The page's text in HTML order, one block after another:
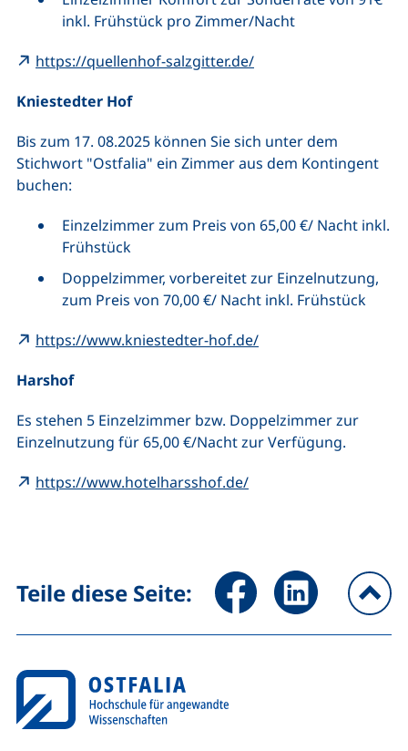
inkl. Frühstück pro Zimmer/Nacht
https://quellenhof-salzgitter.de/(externer Link, öffnet
Kniestedter Hof
Bis zum 17. 08.2025 können Sie sich unter dem
Stichwort "Ostfalia" ein Zimmer aus dem Kontingent
buchen:
Einzelzimmer zum Preis von 65,00 €/ Nacht inkl.
Frühstück
Doppelzimmer, vorbereitet zur Einzelnutzung,
zum Preis von 70,00 €/ Nacht inkl. Frühstück
https://www.kniestedter-hof.de/(externer Link, öffnet
Harshof
Es stehen 5 Einzelzimmer bzw. Doppelzimmer zur
Einzelnutzung für 65,00 €/Nacht zur Verfügung.
https://www.hotelharsshof.de/(externer Link, öffnet
Teile diese Seite: Seite über Facebook teilen
Seite über